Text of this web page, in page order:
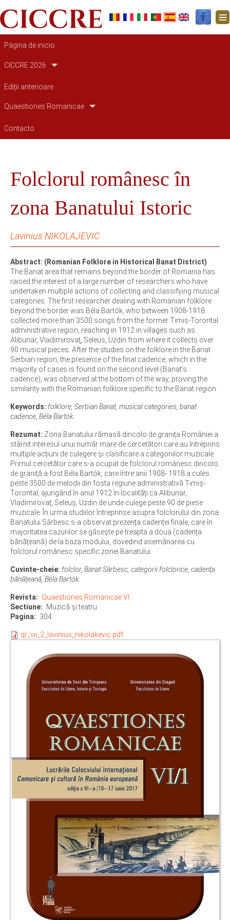
Navegación principal
Página de inicio
CICCRE 2026
Ediții anterioare
Quaestiones Romanicae
Contacto
Folclorul românesc în
zona Banatului Istoric
Lavinius NIKOLAJEVIC
Abstract: (Romanian Folklore in Historical Banat District)
The Banat area that remains beyond the border of Romania has
raised the interest of a large number of researchers who have
undertaken multiple actions of collecting and classifying musical
categories. The first researcher dealing with Romanian folklore
beyond the border was Béla Bartók, who between 1908-1918
collected more than 3500 songs from the former Timis-Torontal
administrative region, reaching in 1912 in villages such as
Alibunar, Vladimirovaţ, Seleus, Uzdin from where it collects over
90 musical pieces. After the studies on the folklore in the Banat
Serbian region, the presence of the final cadence, which in the
majority of cases is found on the second level (Banat’s
cadence), was observed at the bottom of the way, proving the
similarity with the Romanian folklore specific to the Banat region.
Keywords: folklore, Serbian Banat, musical categories, banat
cadence, Béla Bartók.
Rezumat: Zona Banatului rămasă dincolo de granița României a
stârnit interesul unui număr mare de cercetători care au întreprins
multiple acțiuni de culegere și clasificare a categoriilor muzicale.
Primul cercetător care s-a ocupat de folclorul românesc dincolo
de graniță a fost Béla Bartók, care între anii 1908- 1918 a cules
peste 3500 de melodii din fosta regiune administrativă Timiș-
Torontal, ajungând în anul 1912 în localități ca Alibunar,
Vladimirovaț, Seleuș, Uzdin de unde culege peste 90 de piese
muzicale. În urma studiilor întreprinse asupra folclorului din zona
Banatului Sârbesc s-a observat prezența cadenței finale, care în
majoritatea cazurilor se găsește pe treapta a doua (cadența
bănățeană) de la baza modului, dovedind asemănarea cu
folclorul românesc specific zonei Banatului.
Cuvinte-cheie: folclor, Banat Sârbesc, categorii folclorice, cadența
bănățeană, Béla Bartók.
Revista
Quaestiones Romanicae VI
Sectiune
Muzică și teatru
Pagina
304
qr_vii_2_lavinius_nikolakevic.pdf